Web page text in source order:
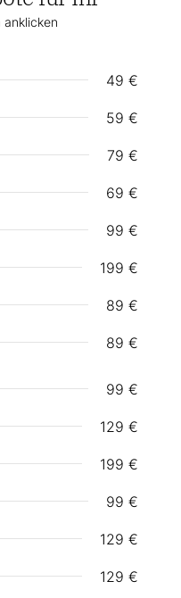
anklicken
49 €
59 €
79 €
69 €
99 €
199 €
89 €
89 €
99 €
129 €
199 €
99 €
129 €
129 €